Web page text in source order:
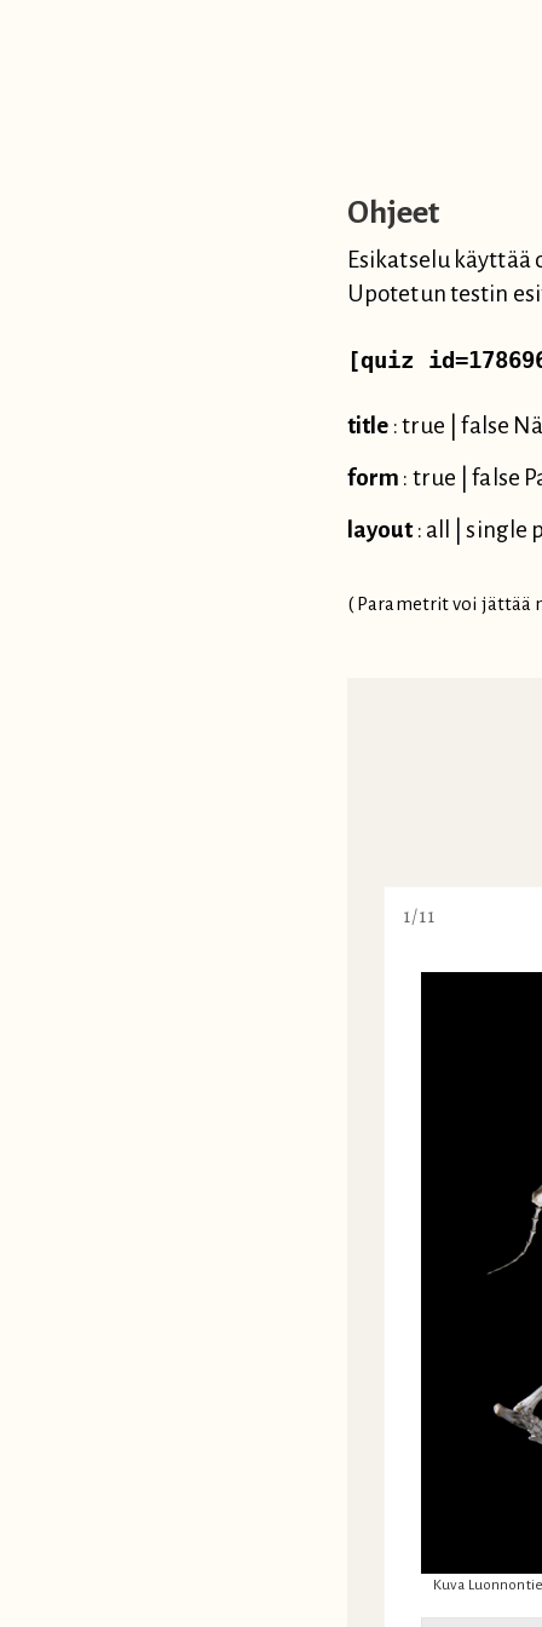
Ohjeet
Esikatselu käyttää
Upotetun testin
[quiz
title : true | false
form : true | false
layout: all | single
( Parametrit voi jättää
1/11
Kuva